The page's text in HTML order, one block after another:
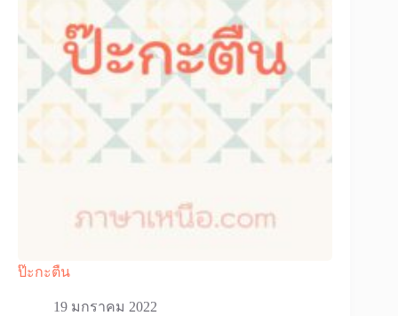
ป๊ะกะตืน
19 มกราคม 2022